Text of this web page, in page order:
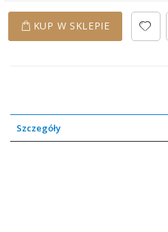
KUP W SKLEPIE
Szczegóły